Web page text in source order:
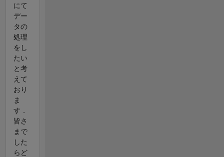
にて
デー
タの
処理
をし
たい
と考
えて
おり
ま
す．
皆さ
まで
した
らど